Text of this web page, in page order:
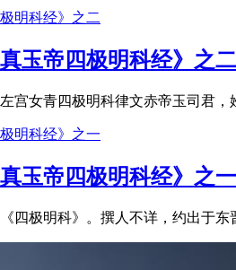
玉帝四极明科经》之二
宫女青四极明科律文赤帝玉司君
玉帝四极明科经》之一
四极明科》。撰人不详，约出于